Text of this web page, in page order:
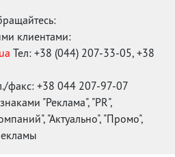
клиентами:
Тел: +38 (044) 207-33-05, +38
факс: +38 044 207-97-07
"Реклама", "PR",
"Актуально", "Промо",